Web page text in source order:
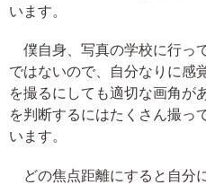
います。
僕自身、写真の学校に行っ
ではないので、自分なりに感
を撮るにしても適切な画角が
を判断するにはたくさん撮っ
います。
どの焦点距離にすると自分